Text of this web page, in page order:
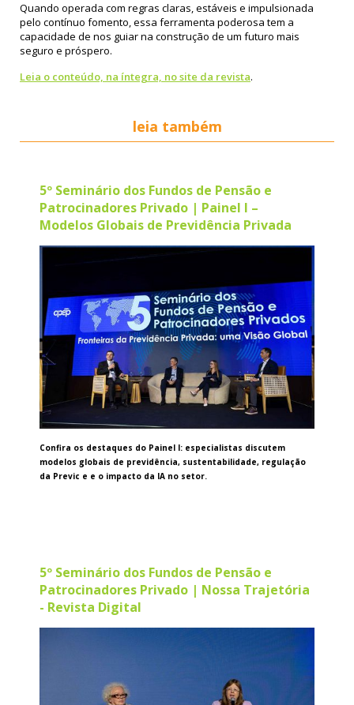
Quando operada com regras claras, estáveis e impulsionada
pelo contínuo fomento, essa ferramenta poderosa tem a
capacidade de nos guiar na construção de um futuro mais
seguro e próspero.
Leia o conteúdo, na íntegra, no site da revista.
leia também
5º Seminário dos Fundos de Pensão e
Patrocinadores Privado | Painel I –
Modelos Globais de Previdência Privada
Confira os destaques do Painel I: especialistas discutem
modelos globais de previdência, sustentabilidade, regulação
da Previc e e o impacto da IA no setor.
5º Seminário dos Fundos de Pensão e
Patrocinadores Privado | Nossa Trajetória
- Revista Digital